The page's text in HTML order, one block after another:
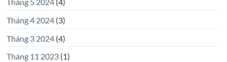
Tháng 4 2024(3)
Tháng 3 2024(4)
Tháng 11 2023(1)